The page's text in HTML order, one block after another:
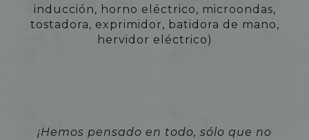
inducción, horno eléctrico, microondas,
tostadora, exprimidor, batidora de mano,
hervidor eléctrico)
¡Hemos pensado en todo, sólo que no